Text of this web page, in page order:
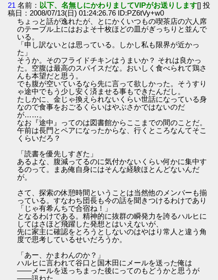
21 名前： 以下、名無しにかわりましてVIPがお送りします[] 投
稿日：2008/07/13(日) 01:24:26.76 ID:PZ6tVy+w0
ちょっと話が逸れたが、とにかくいつもの喫茶店の六人席
のテーブル上にはおよそ十枚ほどの皿がぎっちりと並んで
いる。
「申し訳ないとは思っている。しかし私も限界が近かっ
た」
そうか。そのフライドチキンはうまいか？ それは良かっ
た。空腹は最高のスパイスだな。おいしく食べられて鶏さ
んも本望だと思う。
でも腹が空いているなら先に言って欲しかった。そうすり
ゃ途中でもう少し安く済ませる事もできたんだし。
たしかに、金じゃ換えられないくらい世話になっている身
なので食事をおごるくらいはやぶさかではないのだ
が……。
なお『途中』ってのは図書館からここまでの間のことだ。
午前は長門とペアになったからな、行くところなんてそこ
くらいだろ？
「読書を優先しすぎた」
あるよな、腹減ってるのに気付かないくらい何かに集中す
るのって。まあ俺自身にはそんな経験ほとんどないんだ
が。
さて、探索の休憩時間ということは当然他のメンバーも揃
っている。すなわち団長も今の話を聞きつけるわけであり
「じゃ有希んちで合宿ね！」
となるわけである。精神的に抜群の瞬発力を誇るハルヒに
してはさほど飛躍した発想とはいえないが、
先に家主に確認をとろうとしないのはやはり常人と違う角
度で思考しているせいだろうか。
「あー、かまわんのか？」
ハルヒに言われて谷口と国木田にメールを送った俺は
――メールを送っちまった後にってのもどうかと思うが
――訊ねた。